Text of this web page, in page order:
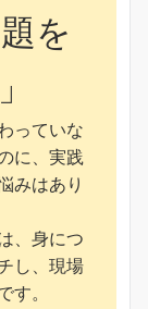
を
っていな
に、実践
みはあり
、身につ
し、現場
す。